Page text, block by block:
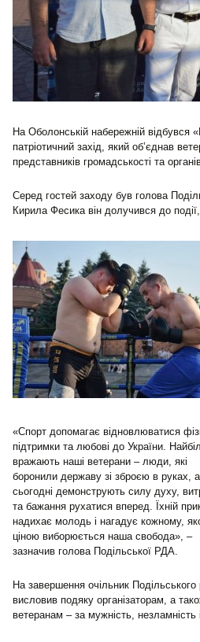
На Оболонській набережній відбувся
патріотичний захід, який об’єднав
представників громадськості та
Серед гостей заходу був голова
Кирила Фесика він долучився до
«Спорт допомагає відновлюватися
підтримки та любові до України.
вражають наші ветерани – люди, які
боронили державу зі зброєю в руках, а
сьогодні демонструють силу духу,
та бажання рухатися вперед. Їхній
надихає молодь і нагадує кожному,
ціною виборюється наша свобода», –
зазначив голова Подільської РДА.
На завершення очільник Подільського
висловив подяку організаторам, а
ветеранам – за мужність, незламність